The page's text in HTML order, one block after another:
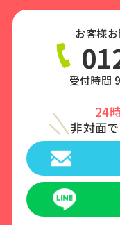
お客様
受付時間
24
非対面